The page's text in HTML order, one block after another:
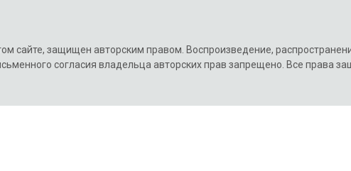
сайте, защищен авторским правом. Воспроизведение,
согласия владельца авторских прав запрещено. Все права